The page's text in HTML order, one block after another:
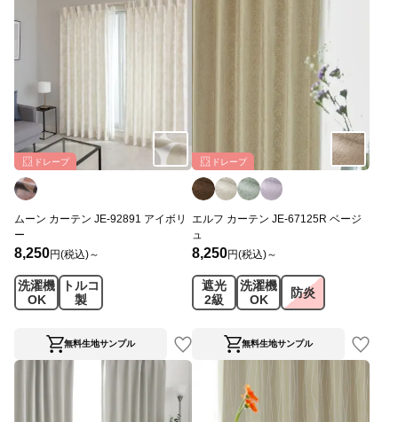
ドレープ
ムーン カーテン JE-92891 アイボリ
ー
8,250円(税込)～
洗濯機
OK
トルコ
製
無料生地サンプル
ドレープ
エルフ カーテン JE-67125R ベージ
ュ
8,250円(税込)～
遮光
2級
洗濯機
OK
防炎
無料生地サンプル